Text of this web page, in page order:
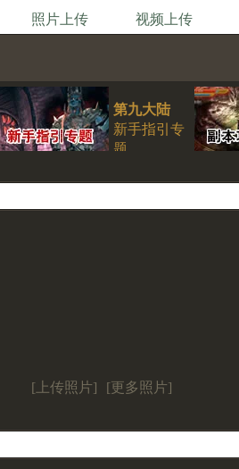
照片上传 视频上传
第九大陆
新手指引专
题
[上传照片] [更多照片]